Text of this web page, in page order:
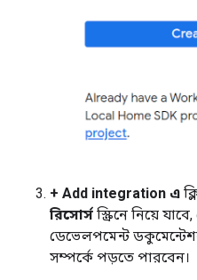
+ Add integration এ
রিসোর্স স্ক্রিনে নিয়ে
ডেভেলপমেন্ট
সম্পর্কে পড়তে পারবেন।